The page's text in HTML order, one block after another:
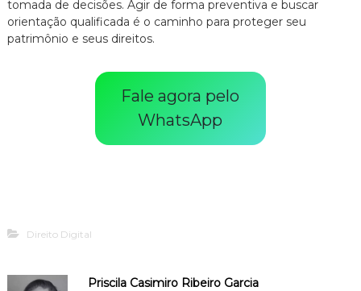
tomada de decisões. Agir de forma preventiva e buscar
orientação qualificada é o caminho para proteger seu
patrimônio e seus direitos.
Fale agora pelo
WhatsApp
Direito Digital
Priscila Casimiro Ribeiro Garcia